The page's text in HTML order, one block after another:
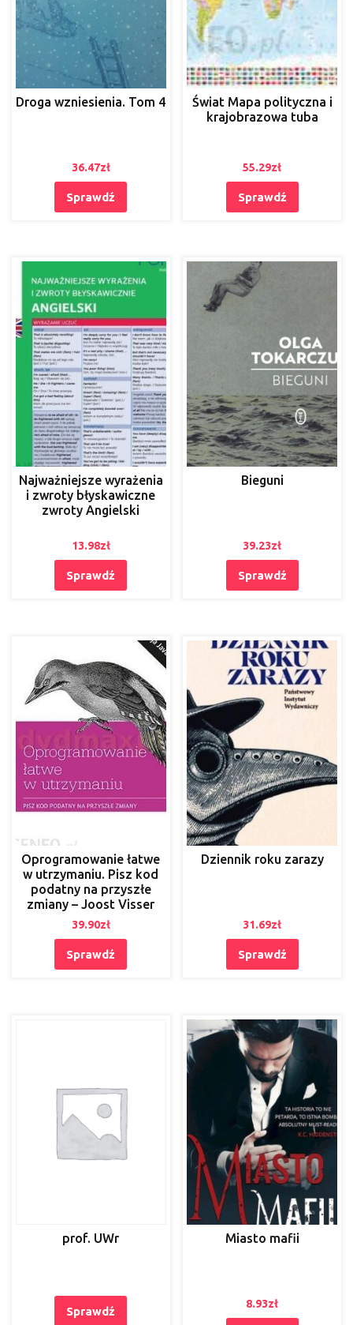
Droga wzniesienia. Tom 4
36.47zł
Sprawdź
Świat Mapa polityczna i
krajobrazowa tuba
55.29zł
Sprawdź
Najważniejsze wyrażenia
i zwroty błyskawiczne
zwroty Angielski
13.98zł
Sprawdź
Bieguni
39.23zł
Sprawdź
Oprogramowanie łatwe
w utrzymaniu. Pisz kod
podatny na przyszłe
zmiany – Joost Visser
39.90zł
Sprawdź
Dziennik roku zarazy
31.69zł
Sprawdź
prof. UWr
Sprawdź
Miasto mafii
8.93zł